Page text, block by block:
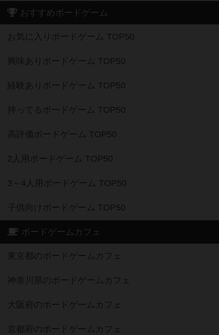
おすすめボードゲーム
お気に入りボードゲーム TOP50
興味ありボードゲーム TOP50
経験ありボードゲーム TOP50
持ってるボードゲーム TOP50
高評価ボードゲーム TOP50
2人用ボードゲーム TOP50
3～4人用ボードゲーム TOP50
子供向けボードゲーム TOP50
ボードゲームカフェ
東京都のボードゲームカフェ
神奈川県のボードゲームカフェ
大阪府のボードゲームカフェ
京都府のボードゲームカフェ